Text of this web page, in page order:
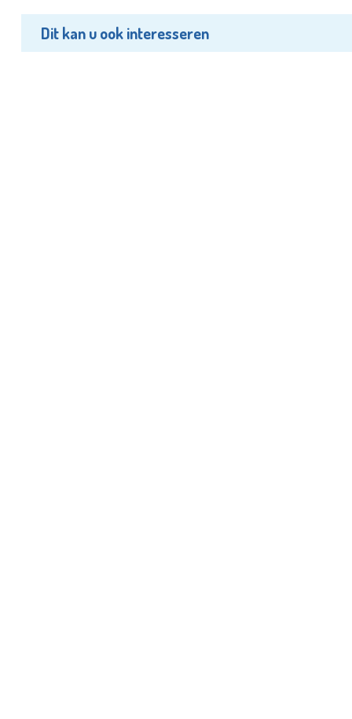
Dit kan u ook interesseren